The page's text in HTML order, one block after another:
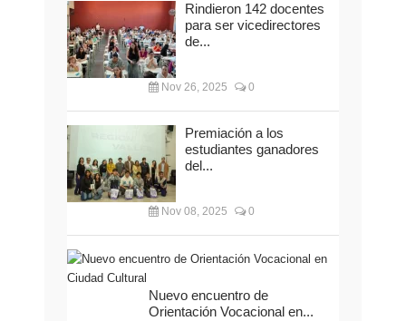
Rindieron 142 docentes
para ser vicedirectores
de...
Nov 26, 2025 0
Premiación a los
estudiantes ganadores
del...
Nov 08, 2025 0
Nuevo encuentro de
Orientación Vocacional en...